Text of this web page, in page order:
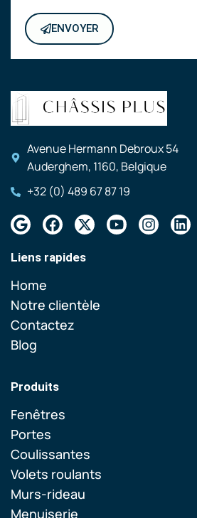
ENVOYER
Avenue Hermann Debroux 54
Auderghem, 1160, Belgique
+32 (0) 489 67 87 19
Liens rapides
Home
Notre clientèle
Contactez
Blog
Produits
Fenêtres
Portes
Coulissantes
Volets roulants
Murs-rideau
Menuiserie